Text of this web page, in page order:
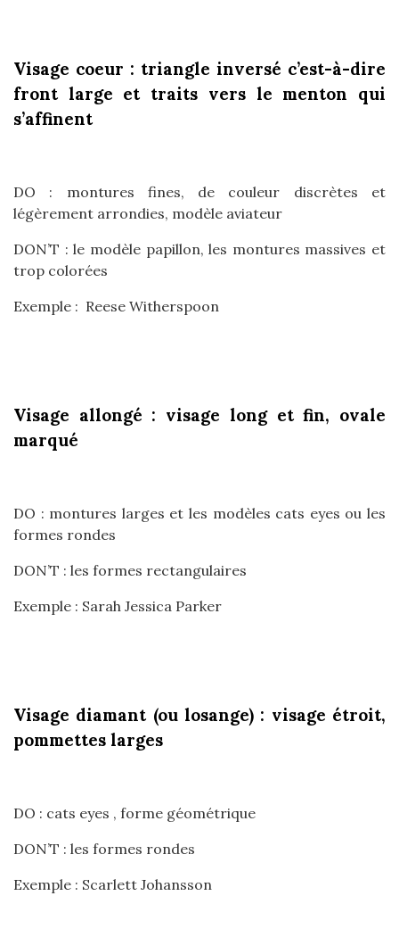
Visage coeur : triangle inversé c’est-à-dire
front large et traits vers le menton qui
s’affinent
DO : montures fines, de couleur discrètes et
légèrement arrondies, modèle aviateur
DON’T : le modèle papillon, les montures massives et
trop colorées
Exemple : Reese Witherspoon
Visage allongé : visage long et fin, ovale
marqué
DO : montures larges et les modèles cats eyes ou les
formes rondes
DON’T : les formes rectangulaires
Exemple : Sarah Jessica Parker
Visage diamant (ou losange) : visage étroit,
pommettes larges
DO : cats eyes , forme géométrique
DON’T : les formes rondes
Exemple : Scarlett Johansson